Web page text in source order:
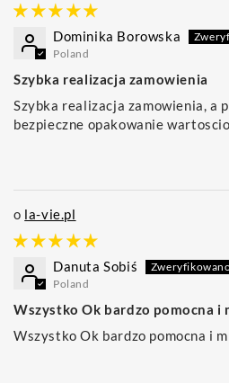
Dominika Borowska
Poland
Szybka realizacja zamowienia
Szybka realizacja zamowienia, a
bezpieczne opakowanie
la-vie.pl
Danuta Sobiś
Poland
Wszystko Ok bardzo pomocna i
Wszystko Ok bardzo pomocna i